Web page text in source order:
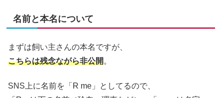
名前と本名について
まずは飼い主さんの本名ですが、
こちらは残念ながら非公開。
SNS上に名前を「R me」としてるので、